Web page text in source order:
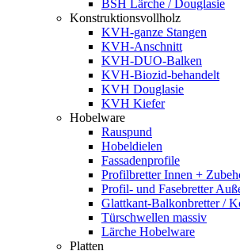
BSH Lärche / Douglasie
Konstruktionsvollholz
KVH-ganze Stangen
KVH-Anschnitt
KVH-DUO-Balken
KVH-Biozid-behandelt
KVH Douglasie
KVH Kiefer
Hobelware
Rauspund
Hobeldielen
Fassadenprofile
Profilbretter Innen +
Profil- und Fasebretter
Glattkant-Balkonbretter /
Türschwellen massiv
Lärche Hobelware
Platten